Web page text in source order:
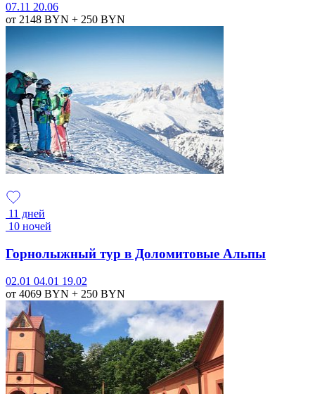
07.11 20.06
от 2148 BYN + 250 BYN
11 дней
10 ночей
Горнолыжный тур в Доломитовые Альпы
02.01 04.01 19.02
от 4069 BYN + 250 BYN